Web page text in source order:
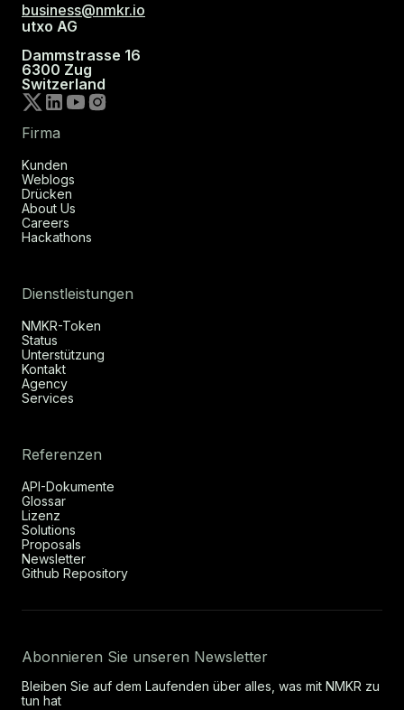
business@nmkr.io
utxo AG
Dammstrasse 16
6300 Zug
Switzerland
Firma
Kunden
Weblogs
Drücken
About Us
Careers
Hackathons
Dienstleistungen
NMKR-Token
Status
Unterstützung
Kontakt
Agency
Services
Referenzen
API-Dokumente
Glossar
Lizenz
Solutions
Proposals
Newsletter
Github Repository
Abonnieren Sie unseren Newsletter
Bleiben Sie auf dem Laufenden über alles, was mit NMKR zu
tun hat